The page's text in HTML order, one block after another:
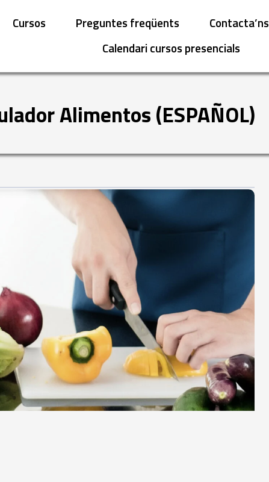
Cursos Preguntes freqüents Contacta’ns
Calendari cursos presencials
Alimentos (ESPAÑOL)